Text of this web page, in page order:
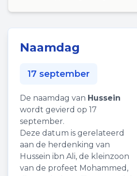
Naamdag
17 september
De naamdag van Hussein
wordt gevierd op 17
september.
Deze datum is gerelateerd
aan de herdenking van
Hussein ibn Ali, de kleinzoon
van de profeet Mohammed,